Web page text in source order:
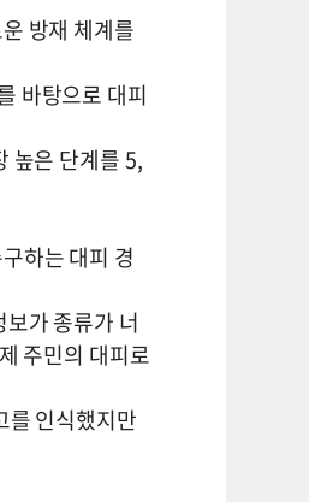
방재 체계를
바탕으로 대피
높은 단계를 5,
하는 대피 경
가 종류가 너
주민의 대피로
를 인식했지만